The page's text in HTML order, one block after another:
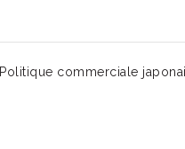
Politique commerciale